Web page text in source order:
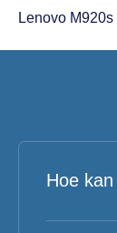
Lenovo
Hoe